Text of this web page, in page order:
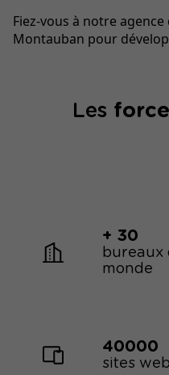
Fiez-vous à notre
Montauban pour
Les
+ 30
bureaux
monde
40000
sites